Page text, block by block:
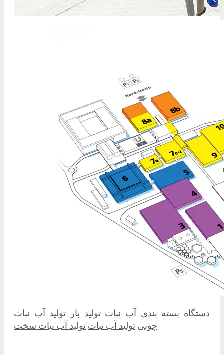
دستگاه بسته بندی آب نبات تولید بار
تولید آب نبات
چوبی تولید آب نبات تولید آب نبات سخت